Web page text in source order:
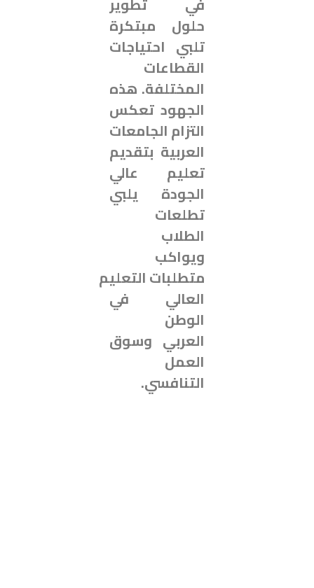
حلول مبتكرة
تلبي احتياجات
القطاعات
المختلفة. هذه
الجهود تعكس
التزام الجامعات
العربية بتقديم
تعليم عالي
الجودة يلبي
تطلعات
الطلاب
ويواكب
متطلبات التعليم
العالي في
الوطن
العربي وسوق
العمل
التنافسي.